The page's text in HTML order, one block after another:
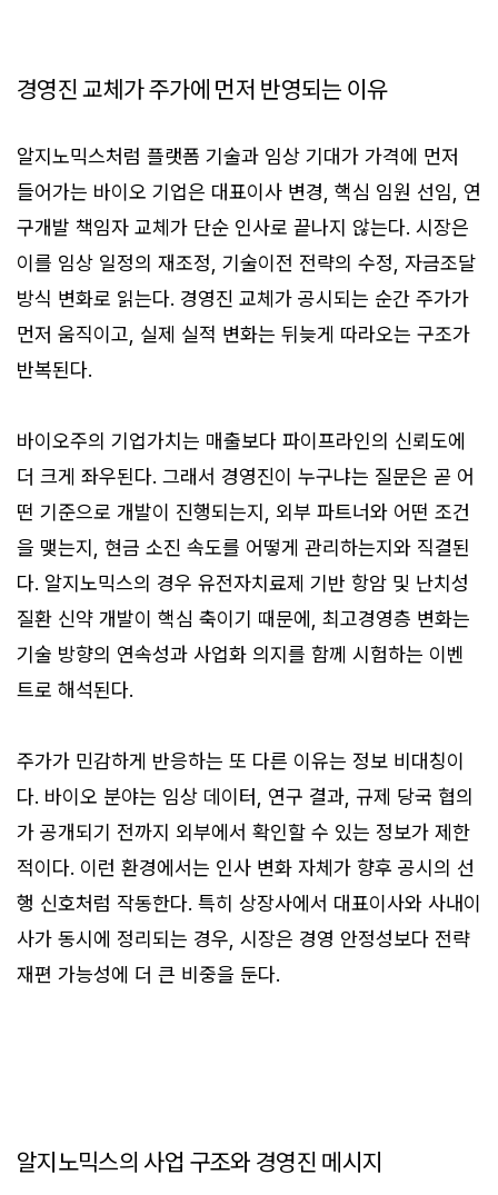
경영진 교체가 주가에 먼저 반영되는 이유
알지노믹스처럼 플랫폼 기술과 임상 기대가 가격에 먼저
들어가는 바이오 기업은 대표이사 변경, 핵심 임원 선임, 연
구개발 책임자 교체가 단순 인사로 끝나지 않는다. 시장은
이를 임상 일정의 재조정, 기술이전 전략의 수정, 자금조달
방식 변화로 읽는다. 경영진 교체가 공시되는 순간 주가가
먼저 움직이고, 실제 실적 변화는 뒤늦게 따라오는 구조가
반복된다.
바이오주의 기업가치는 매출보다 파이프라인의 신뢰도에
더 크게 좌우된다. 그래서 경영진이 누구냐는 질문은 곧 어
떤 기준으로 개발이 진행되는지, 외부 파트너와 어떤 조건
을 맺는지, 현금 소진 속도를 어떻게 관리하는지와 직결된
다. 알지노믹스의 경우 유전자치료제 기반 항암 및 난치성
질환 신약 개발이 핵심 축이기 때문에, 최고경영층 변화는
기술 방향의 연속성과 사업화 의지를 함께 시험하는 이벤
트로 해석된다.
주가가 민감하게 반응하는 또 다른 이유는 정보 비대칭이
다. 바이오 분야는 임상 데이터, 연구 결과, 규제 당국 협의
가 공개되기 전까지 외부에서 확인할 수 있는 정보가 제한
적이다. 이런 환경에서는 인사 변화 자체가 향후 공시의 선
행 신호처럼 작동한다. 특히 상장사에서 대표이사와 사내이
사가 동시에 정리되는 경우, 시장은 경영 안정성보다 전략
재편 가능성에 더 큰 비중을 둔다.
알지노믹스의 사업 구조와 경영진 메시지